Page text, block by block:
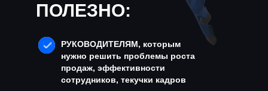
РУКОВОДИТЕЛЯМ, которым
нужно решить проблемы роста
продаж, эффективности
сотрудников, текучки кадров
ПОЛЕЗНО: